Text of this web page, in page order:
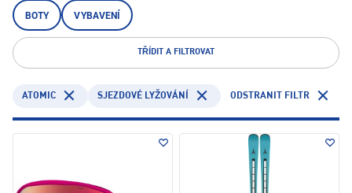
BOTY VYBAVENÍ
TŘÍDIT A FILTROVAT
ATOMIC SJEZDOVÉ LYŽOVÁNÍ ODSTRANIT FILTR